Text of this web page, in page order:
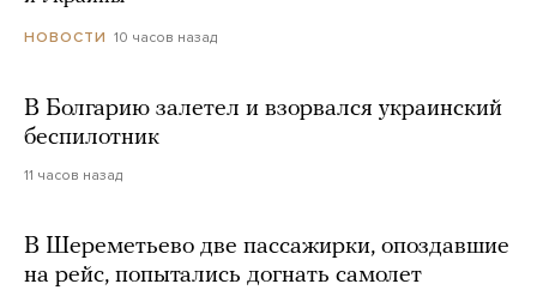
НОВОСТИ 10 часов назад
В Болгарию залетел и взорвался украинский
беспилотник
11 часов назад
В Шереметьево две пассажирки, опоздавшие
на рейс, попытались догнать самолет